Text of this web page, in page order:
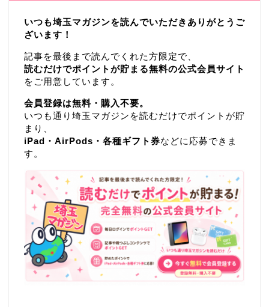
いつも埼玉マガジンを読んでいただきありがとうご
ざいます！
記事を最後まで読んでくれた方限定で、
読むだけでポイントが貯まる無料の公式会員サイト
をご用意しています。
会員登録は無料・購入不要。
いつも通り埼玉マガジンを読むだけでポイントが貯
まり、
iPad・AirPods・各種ギフト券などに応募できま
す。